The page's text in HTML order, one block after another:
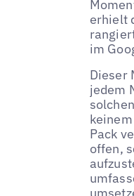
erhielt
im
Dieser
jedem
Pack
offen,